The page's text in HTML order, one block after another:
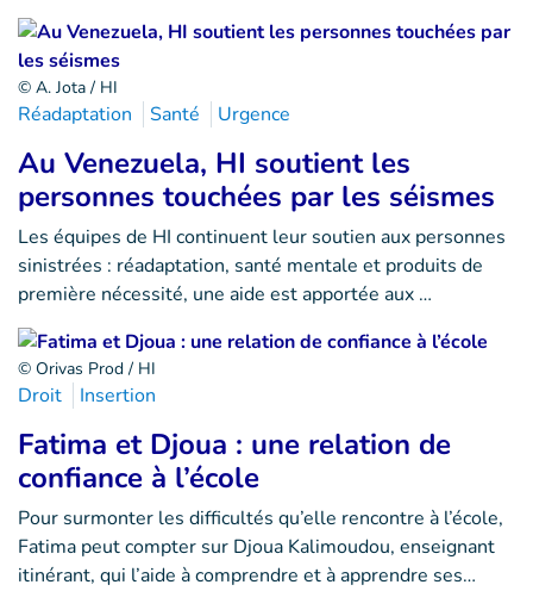
© A. Jota / HI
Réadaptation Santé Urgence
Au Venezuela, HI soutient les
personnes touchées par les séismes
Les équipes de HI continuent leur soutien aux personnes
sinistrées : réadaptation, santé mentale et produits de
première nécessité, une aide est apportée aux …
© Orivas Prod / HI
Droit Insertion
Fatima et Djoua : une relation de
confiance à l’école
Pour surmonter les difficultés qu’elle rencontre à l’école,
Fatima peut compter sur Djoua Kalimoudou, enseignant
itinérant, qui l’aide à comprendre et à apprendre ses…